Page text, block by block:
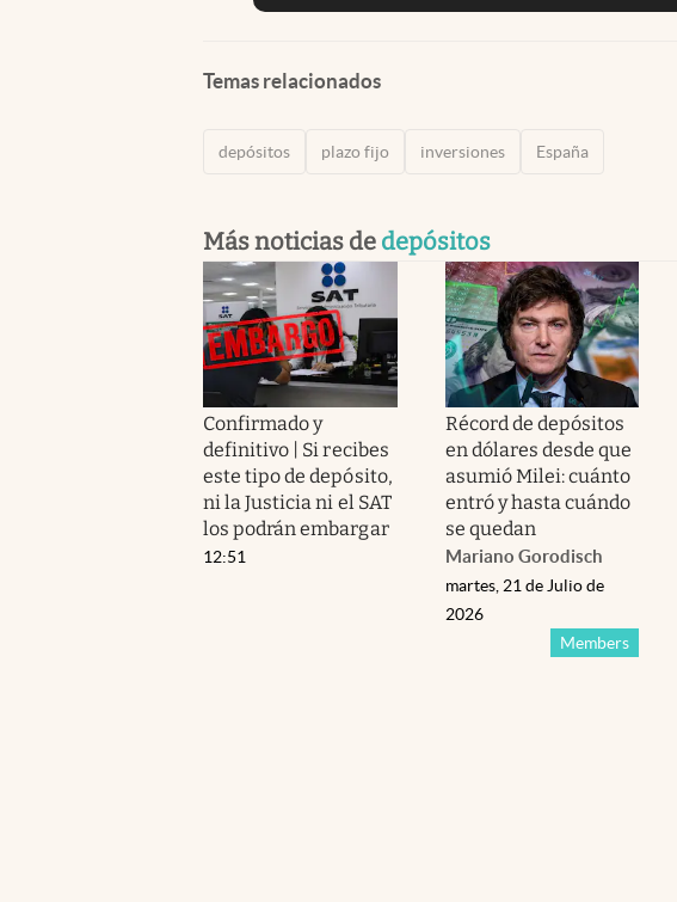
Temas relacionados
depósitos plazo fijo inversiones España
Más noticias de depósitos
Confirmado y
definitivo | Si recibes
este tipo de depósito,
ni la Justicia ni el SAT
los podrán embargar
12:51
Récord de depósitos
en dólares desde que
asumió Milei: cuánto
entró y hasta cuándo
se quedan
Mariano Gorodisch
Members
martes, 21 de Julio de
2026